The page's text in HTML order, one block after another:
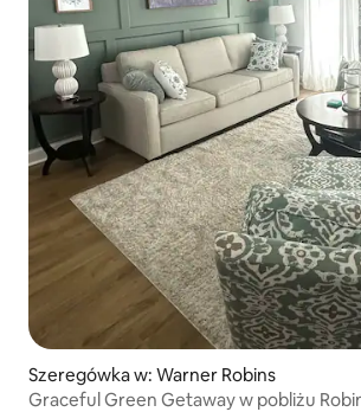
Szeregówka w: Warner Robins
Graceful Green Getaway w pobliżu